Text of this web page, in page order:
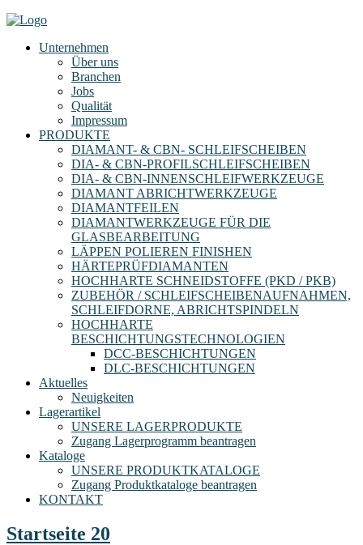
Unternehmen
Über uns
Branchen
Jobs
Qualität
Impressum
PRODUKTE
DIAMANT- & CBN- SCHLEIFSCHEIBEN
DIA- & CBN-PROFILSCHLEIFSCHEIBEN
DIA- & CBN-INNENSCHLEIFWERKZEUGE
DIAMANT ABRICHTWERKZEUGE
DIAMANTFEILEN
DIAMANTWERKZEUGE FÜR DIE
GLASBEARBEITUNG
LÄPPEN POLIEREN FINISHEN
HÄRTEPRÜFDIAMANTEN
HOCHHARTE SCHNEIDSTOFFE (PKD / PKB)
ZUBEHÖR / SCHLEIFSCHEIBENAUFNAHMEN,
SCHLEIFDORNE, ABRICHTSPINDELN
HOCHHARTE
BESCHICHTUNGSTECHNOLOGIEN
DCC-BESCHICHTUNGEN
DLC-BESCHICHTUNGEN
Aktuelles
Neuigkeiten
Lagerartikel
UNSERE LAGERPRODUKTE
Zugang Lagerprogramm beantragen
Kataloge
UNSERE PRODUKTKATALOGE
Zugang Produktkataloge beantragen
KONTAKT
Startseite 20